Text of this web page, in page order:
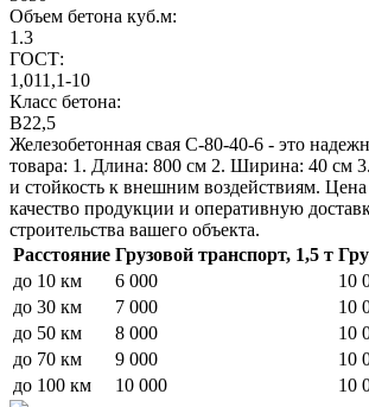
Объем бетона куб.м:
1.3
ГОСТ:
1,011,1-10
Класс бетона:
B22,5
Железобетонная свая С-80-40-6 - это
товара: 1. Длина: 800 см 2. Ширина: 40 см
и стойкость к внешним воздействиям.
качество продукции и оперативную
строительства вашего объекта.
Расстояние Грузовой транспорт, 1,5 т
до 10 км
6 000 10
до 30 км
7 000 10
до 50 км
8 000 10
до 70 км
9 000 10
до 100 км
10 000 10